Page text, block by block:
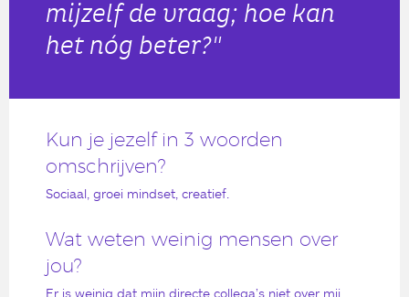
mijzelf de vraag; hoe kan
het nóg beter?"
Kun je jezelf in 3 woorden
omschrijven?
Sociaal, groei mindset, creatief.
Wat weten weinig mensen over
jou?
Er is weinig dat mijn directe collega’s niet over mij